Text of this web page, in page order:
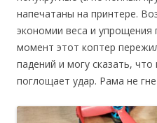
напечатаны на принтере.
экономии веса и упрощения
момент этот коптер
падений и могу сказать,
поглощает удар. Рама не